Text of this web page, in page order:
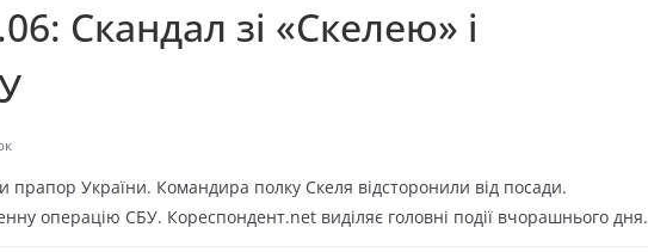
Скандал зі «Скелею» і
прапор України. Командира полку Скеля відсторонили від посади.
операцію СБУ. Кореспондент.net виділяє головні події вчорашнього дня.